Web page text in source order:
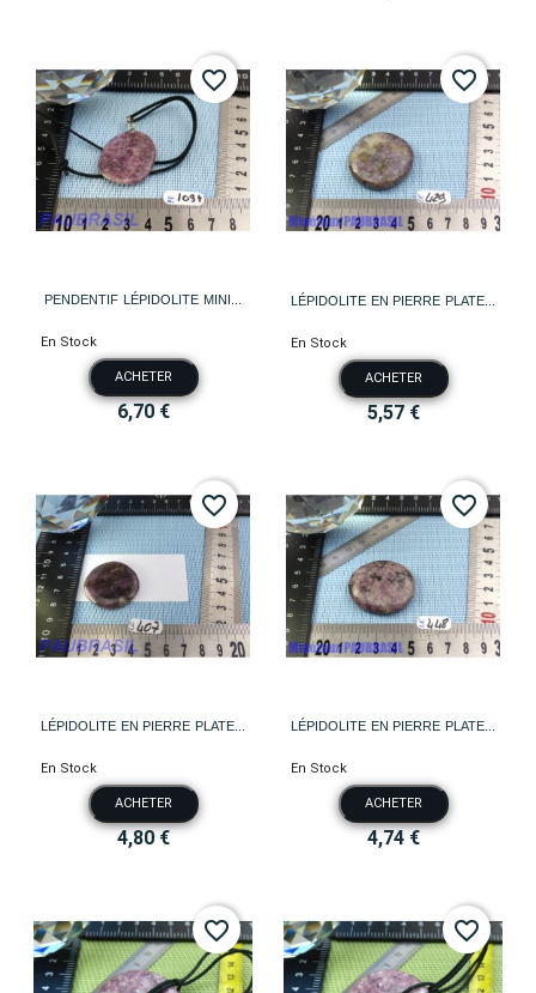
PENDENTIF LÉPIDOLITE MINI...
En Stock
ACHETER
6,70 €
favorite_border
LÉPIDOLITE EN PIERRE PLATE...
En Stock
ACHETER
5,57 €
favorite_border
LÉPIDOLITE EN PIERRE PLATE...
En Stock
ACHETER
4,80 €
favorite_border
LÉPIDOLITE EN PIERRE PLATE...
En Stock
ACHETER
4,74 €
favorite_border
favorite_border favorite_border